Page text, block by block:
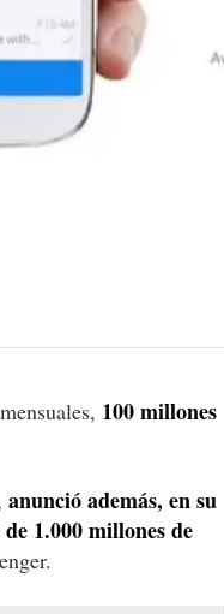
100 millones
anunció además, en su
1.000 millones de